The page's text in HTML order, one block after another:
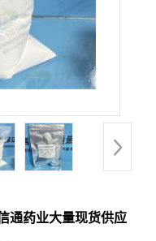
通药业大量现货供应